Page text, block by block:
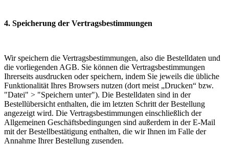
4. Speicherung der Vertragsbestimmungen
Wir speichern die Vertragsbestimmungen, also die Bestelldaten und
die vorliegenden AGB. Sie können die Vertragsbestimmungen
Ihrerseits ausdrucken oder speichern, indem Sie jeweils die übliche
Funktionalität Ihres Browsers nutzen (dort meist „Drucken“ bzw.
"Datei" > "Speichern unter"). Die Bestelldaten sind in der
Bestellübersicht enthalten, die im letzten Schritt der Bestellung
angezeigt wird. Die Vertragsbestimmungen einschließlich der
Allgemeinen Geschäftsbedingungen sind außerdem in der E-Mail
mit der Bestellbestätigung enthalten, die wir Ihnen im Falle der
Annahme Ihrer Bestellung zusenden.